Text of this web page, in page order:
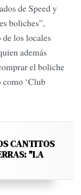
de Speed y
boliches”,
los locales
además
el boliche
como ‘Club
CANTITOS
"LA